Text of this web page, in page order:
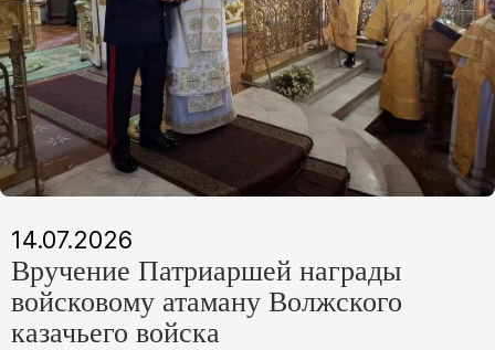
14.07.2026
Вручение Патриаршей награды
войсковому атаману Волжского
казачьего войска